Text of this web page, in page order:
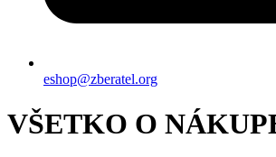
eshop@zberatel.org
VŠETKO O